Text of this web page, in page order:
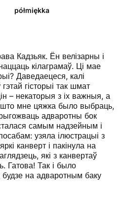
półmiękka
Кадзьяк. Ён велізарны і
кілаграмаў. Ці мае
Даведаецеся, калі
гісторыі так шмат
– некаторыя з іх важныя, а
што мне цяжка было выбраць,
адваротны бок
самым надзейным і
узяла ілюстрацыі з
канверт і пакінула на
які з канвертаў
Гатова! Так і было
на адваротным баку